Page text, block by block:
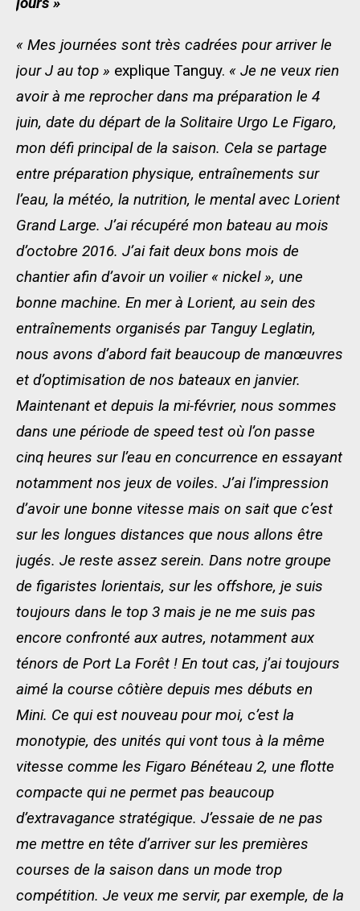
« Mes journées sont très cadrées pour arriver le
jour J au top » explique Tanguy. « Je ne veux rien
avoir à me reprocher dans ma préparation le 4
juin, date du départ de la Solitaire Urgo Le Figaro,
mon défi principal de la saison. Cela se partage
entre préparation physique, entraînements sur
l’eau, la météo, la nutrition, le mental avec Lorient
Grand Large. J’ai récupéré mon bateau au mois
d’octobre 2016. J’ai fait deux bons mois de
chantier afin d’avoir un voilier « nickel », une
bonne machine. En mer à Lorient, au sein des
entraînements organisés par Tanguy Leglatin,
nous avons d’abord fait beaucoup de manœuvres
et d’optimisation de nos bateaux en janvier.
Maintenant et depuis la mi-février, nous sommes
dans une période de speed test où l’on passe
cinq heures sur l’eau en concurrence en essayant
notamment nos jeux de voiles. J’ai l’impression
d’avoir une bonne vitesse mais on sait que c’est
sur les longues distances que nous allons être
jugés. Je reste assez serein. Dans notre groupe
de figaristes lorientais, sur les offshore, je suis
toujours dans le top 3 mais je ne me suis pas
encore confronté aux autres, notamment aux
ténors de Port La Forêt ! En tout cas, j’ai toujours
aimé la course côtière depuis mes débuts en
Mini. Ce qui est nouveau pour moi, c’est la
monotypie, des unités qui vont tous à la même
vitesse comme les Figaro Bénéteau 2, une flotte
compacte qui ne permet pas beaucoup
d’extravagance stratégique. J’essaie de ne pas
me mettre en tête d’arriver sur les premières
courses de la saison dans un mode trop
compétition. Je veux me servir, par exemple, de la